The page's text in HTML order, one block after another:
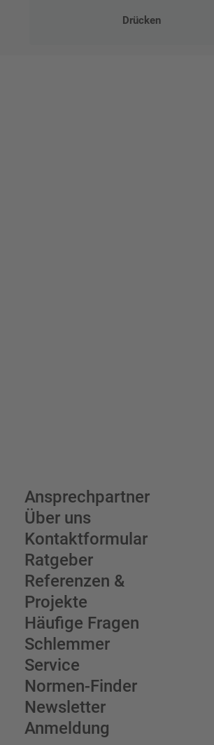
Drücken
Ansprechpartner
Über uns
Kontaktformular
Ratgeber
Referenzen &
Projekte
Häufige Fragen
Schlemmer
Service
Normen-Finder
Newsletter
Anmeldung